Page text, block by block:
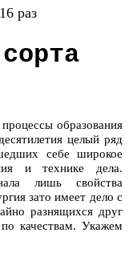
раз
образования
целый ряд
себе широкое
и технике дела.
лишь свойства
зато имеет дело с
разнящихся друг
качествам. Укажем